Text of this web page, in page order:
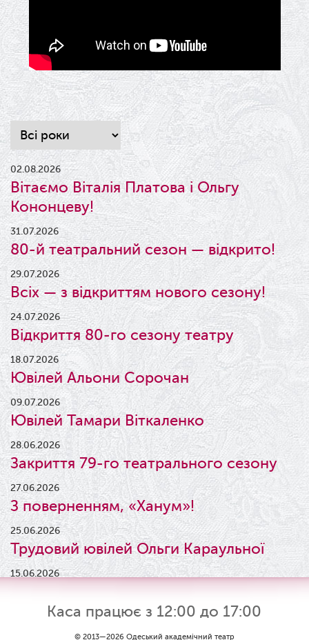
02.08.2026
Вітаємо Віталія Платова і Ольгу
Кононцеву!
31.07.2026
80-й театральний сезон — відкрито!
29.07.2026
Всіх — з відкриттям нового сезону!
24.07.2026
Відкриття 80-го сезону театру
18.07.2026
Ювілей Альони Сорочан
09.07.2026
Ювілей Тамари Віткаленко
28.06.2026
Закриття 79-го театрального сезону
27.06.2026
З поверненням, «Ханум»!
25.06.2026
Трудовий ювілей Ольги Караульної
15.06.2026
Результати конкурсу
09.06.2026
Вітаємо Ірину Візіренко з
Каса працює з 12:00 до 17:00
© 2013—2026 Одеський академічний театр